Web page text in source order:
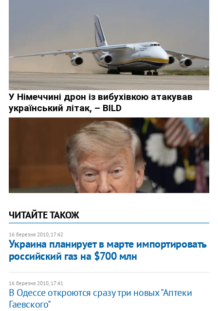
ЧИТАЙТЕ ТАКОЖ
16 березня 2010, 17:42
Украина планирует в марте импортировать
российский газ на $700 млн
16 березня 2010, 17:41
В Одессе откроются сразу три новых "Аптеки
Гаевского"